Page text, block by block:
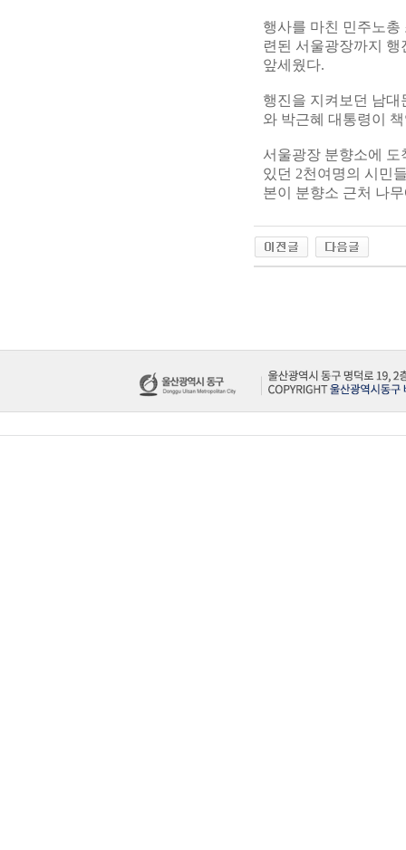
행사를 마친 민주노총
련된 서울광장까지
앞세웠다.
행진을 지켜보던 남대
와 박근혜 대통령이
서울광장 분향소에
있던 2천여명의 시민
본이 분향소 근처 나